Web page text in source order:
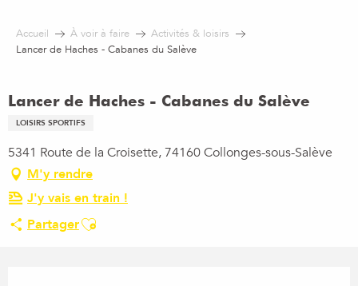
contenu
Accueil À voir à faire
Activités & loisirs
Lancer de Haches - Cabanes du Salève
Lancer de Haches - Cabanes du Salève
LOISIRS SPORTIFS
5341 Route de la Croisette, 74160 Collonges-sous-Salève
M'y rendre
J'y vais en train !
PartagerAjouter aux favoris